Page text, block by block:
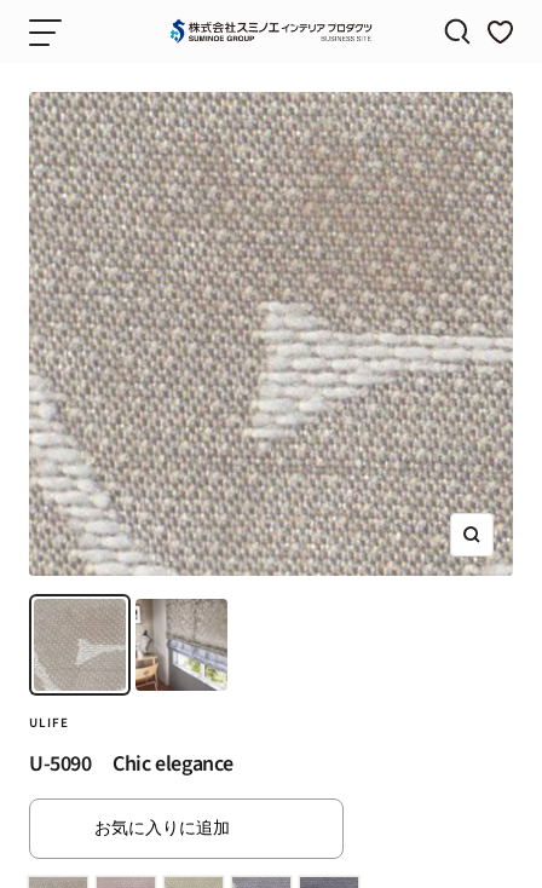
ナ
ゲ
ー
シ
ョ
ン
株
会
社
ス
ミ
ノ
エ
イ
ン
テ
リ
ア
プ
ロ
ダ
ク
ツ
（SUMINOE
Interior
Products
Co.,
Ltd.）
｜
ー
ン・
ズ
ー
ULIFE
U-5090 Chic elegance
お気に入りに追加